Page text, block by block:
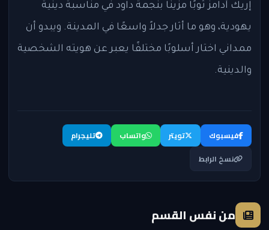
إريك آدامز ثوبًا مزينًا بنجمة داود في مناسبة دينية
يهودية، وهو ما أثار جدلاً واسعًا في المدينة. ويبدو أن
ممداني اختار أسلوبًا مختلفًا يعبر عن هويته الشخصية
والدينية.
فيسبوك تويتر واتساب
تليجرام
نسخ الرابط
من نفس القسم